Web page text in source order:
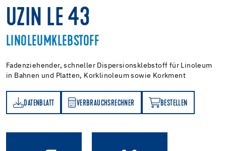
UZIN LE 43
LINOLEUMKLEBSTOFF
Fadenziehender, schneller Dispersionsklebstoff für Linoleum
in Bahnen und Platten, Korklinoleum sowie Korkment
DATENBLATT VERBRAUCHSRECHNER BESTELLEN
BESTELLEN